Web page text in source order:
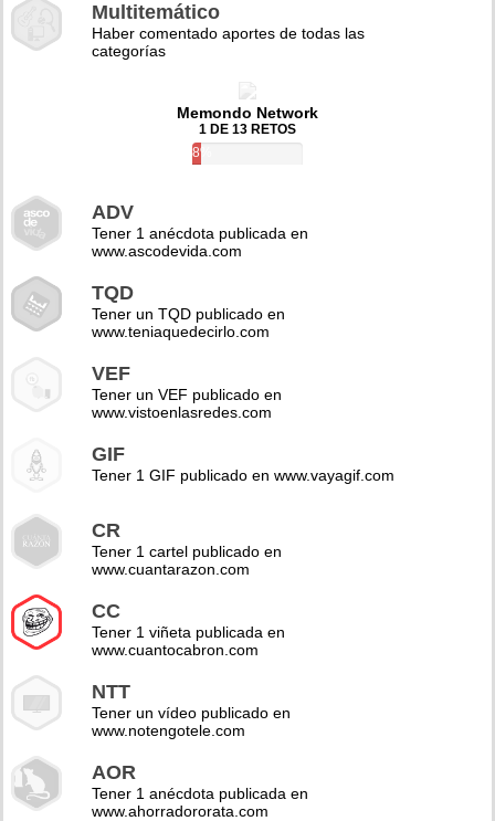
Multitemático
Haber comentado aportes de todas las
categorías
Memondo Network
1 DE 13 RETOS
8%
ADV
Tener 1 anécdota publicada en
www.ascodevida.com
TQD
Tener un TQD publicado en
www.teniaquedecirlo.com
VEF
Tener un VEF publicado en
www.vistoenlasredes.com
GIF
Tener 1 GIF publicado en www.vayagif.com
CR
Tener 1 cartel publicado en
www.cuantarazon.com
CC
Tener 1 viñeta publicada en
www.cuantocabron.com
NTT
Tener un vídeo publicado en
www.notengotele.com
AOR
Tener 1 anécdota publicada en
www.ahorradororata.com